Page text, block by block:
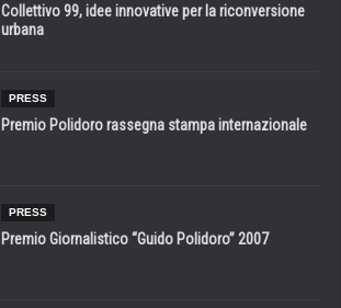
Collettivo 99, idee innovative per la riconversione
urbana
PRESS
Premio Polidoro rassegna stampa internazionale
PRESS
Premio Giornalistico “Guido Polidoro” 2007